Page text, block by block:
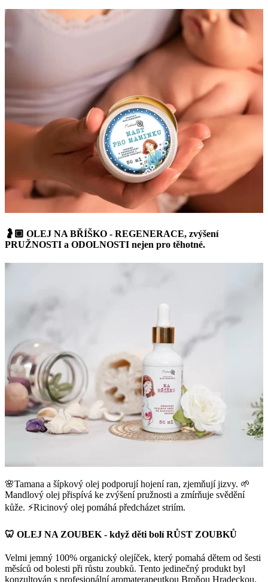
🤰🏼 OLEJ NA BŘÍŠKO - REGENERACE, zvýšení
PRUŽNOSTI a ODOLNOSTI nejen pro těhotné.
🌸Tamana a šípkový olej podporují hojení ran, zjemňují jizvy. 🌱
Mandlový olej přispívá ke zvýšení pružnosti a zmírňuje svědění
kůže. ⚡️Ricinový olej pomáhá předcházet striím.
🦷 OLEJ NA ZOUBEK - když děti bolí RŮST ZOUBKŮ
Velmi jemný 100% organický olejíček, který pomahá dětem od šesti
měsíců od bolesti při růstu zoubků. Tento jedinečný produkt byl
konzultován s profesionální aromaterapeutkou Broňou Hradeckou.